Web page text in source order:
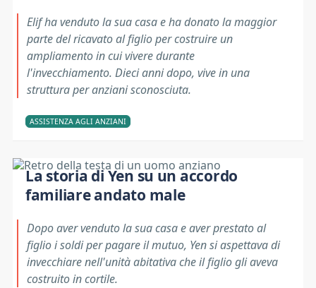
Elif ha venduto la sua casa e ha donato la maggior
parte del ricavato al figlio per costruire un
ampliamento in cui vivere durante
l'invecchiamento. Dieci anni dopo, vive in una
struttura per anziani sconosciuta.
ASSISTENZA AGLI ANZIANI
La storia di Yen su un accordo
familiare andato male
Dopo aver venduto la sua casa e aver prestato al
figlio i soldi per pagare il mutuo, Yen si aspettava di
invecchiare nell'unità abitativa che il figlio gli aveva
costruito in cortile.